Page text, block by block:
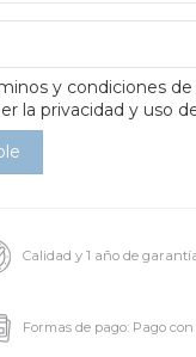
y condiciones de
la privacidad y uso
Calidad y 1 año de
Formas de pago: Pago